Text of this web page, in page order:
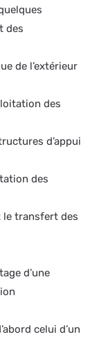
des
de l’extérieur
des
d’appui
des
le transfert des
d’une
celui d’un